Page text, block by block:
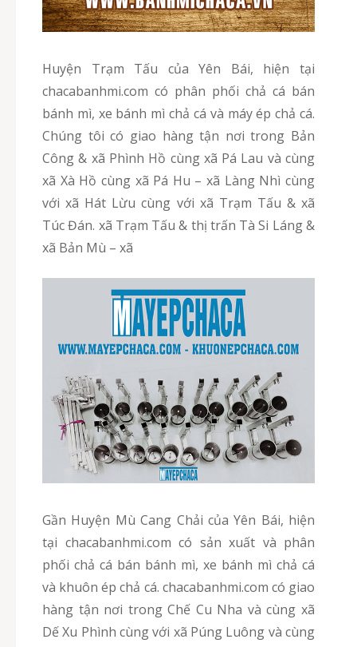
Huyện Trạm Tấu của Yên Bái, hiện tại
chacabanhmi.com có phân phối chả cá bán
bánh mì, xe bánh mì chả cá và máy ép chả cá.
Chúng tôi có giao hàng tận nơi trong Bản
Công & xã Phình Hồ cùng xã Pá Lau và cùng
xã Xà Hồ cùng xã Pá Hu – xã Làng Nhì cùng
với xã Hát Lừu cùng với xã Trạm Tấu & xã
Túc Đán. xã Trạm Tấu & thị trấn Tà Si Láng &
xã Bản Mù – xã
Gần Huyện Mù Cang Chải của Yên Bái, hiện
tại chacabanhmi.com có sản xuất và phân
phối chả cá bán bánh mì, xe bánh mì chả cá
và khuôn ép chả cá. chacabanhmi.com có giao
hàng tận nơi trong Chế Cu Nha và cùng xã
Dế Xu Phình cùng với xã Púng Luông và cùng